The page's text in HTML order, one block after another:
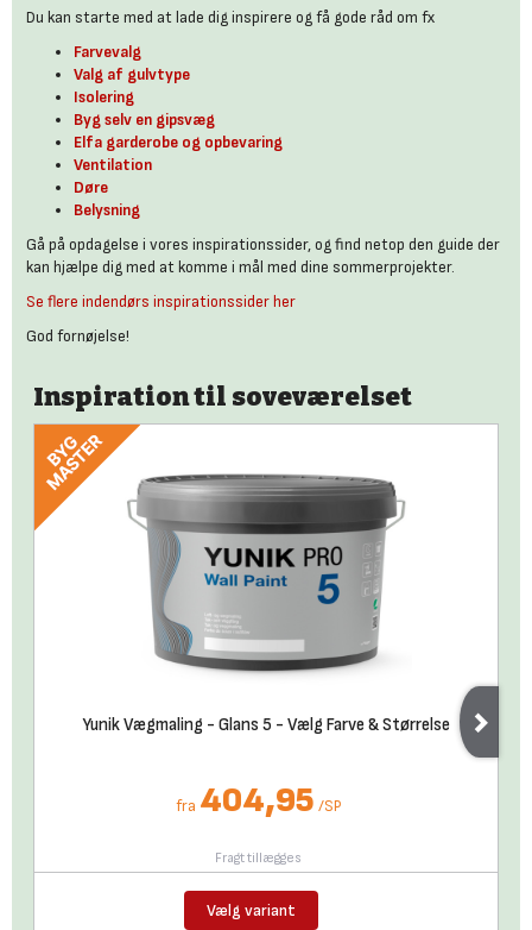
Du kan starte med at lade dig inspirere og få gode råd om fx
Farvevalg
Valg af gulvtype
Isolering
Byg selv en gipsvæg
Elfa garderobe og opbevaring
Ventilation
Døre
Belysning
Gå på opdagelse i vores inspirationssider, og find netop den guide der
kan hjælpe dig med at komme i mål med dine sommerprojekter.
Se flere indendørs inspirationssider her
God fornøjelse!
Inspiration til soveværelset
Yunik Vægmaling - Glans 5 - Vælg Farve & Størrelse
fra 404,95 /SP
Fragt tillægges
Vælg variant